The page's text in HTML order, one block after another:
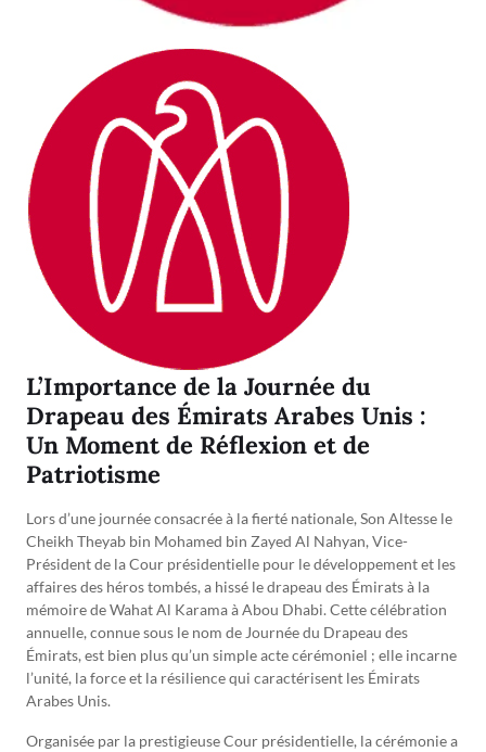
L’Importance de la Journée du
Drapeau des Émirats Arabes Unis :
Un Moment de Réflexion et de
Patriotisme
Lors d’une journée consacrée à la fierté nationale, Son Altesse le
Cheikh Theyab bin Mohamed bin Zayed Al Nahyan, Vice-
Président de la Cour présidentielle pour le développement et les
affaires des héros tombés, a hissé le drapeau des Émirats à la
mémoire de Wahat Al Karama à Abou Dhabi. Cette célébration
annuelle, connue sous le nom de Journée du Drapeau des
Émirats, est bien plus qu’un simple acte cérémoniel ; elle incarne
l’unité, la force et la résilience qui caractérisent les Émirats
Arabes Unis.
Organisée par la prestigieuse Cour présidentielle, la cérémonie a